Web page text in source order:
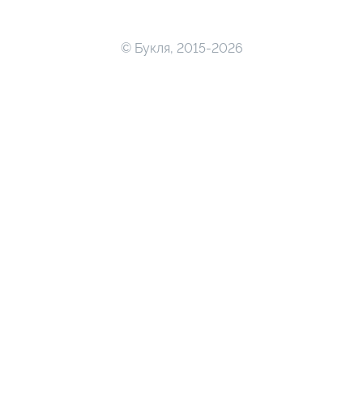
© Букля, 2015-2026